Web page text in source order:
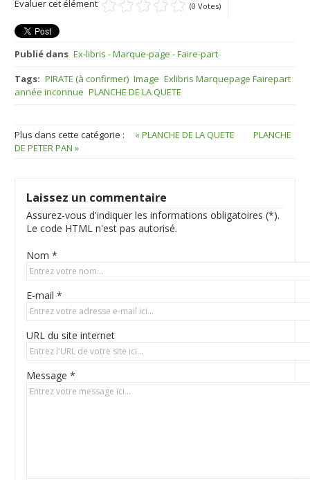
Évaluer cet élément
(0 Votes)
Publié dans Ex-libris - Marque-page - Faire-part
Tags: PIRATE (à confirmer) Image Exlibris Marquepage Fairepart
année inconnue PLANCHE DE LA QUETE
Plus dans cette catégorie : « PLANCHE DE LA QUETE
PLANCHE
DE PETER PAN »
Laissez un commentaire
Assurez-vous d'indiquer les informations obligatoires (*).
Le code HTML n'est pas autorisé.
Nom *
E-mail *
URL du site internet
Message *